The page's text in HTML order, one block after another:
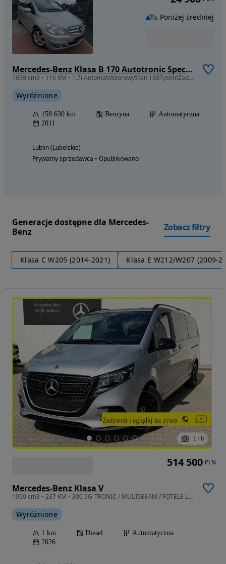
Mercedes-Benz Klasa B 170 Autotronic Special Edition
1699 cm3 • 116 KM • 1.7i.Automat.WzorowyStan.160TysKmZadbany.Oplacony.Szwajcar
Wyróżnione
158 630 km Benzyna
Automatyczna
2011
Lublin (Lubelskie)
Prywatny sprzedawca • Opublikowano
Poniżej średniej
Generacje dostępne dla Mercedes-
Benz
Zobacz filtry
Klasa C W205 (2014-2021) Klasa E W212/W207 (2009-
1 / 6
Mercedes-Benz Klasa V
1950 cm3 • 237 KM • 300 9G-TRONIC / MULTIBEAM / FOTELE LUKSUSOWE / Kam360° / 4MATIC /LIFT
Wyróżnione
1 km Diesel
Automatyczna
2026
514 500 PLN